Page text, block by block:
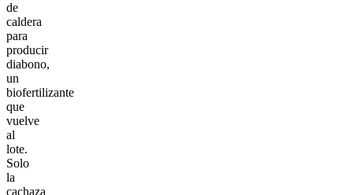
de
caldera
para
producir
diabono,
un
biofertilizante
que
vuelve
al
lote.
Solo
la
cachaza